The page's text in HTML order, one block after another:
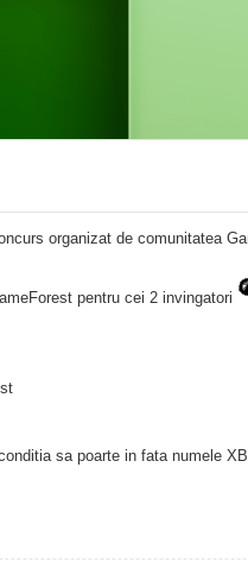
organizat de comunitatea
pentru cei 2 invingatori
sa poarte in fata numele XB